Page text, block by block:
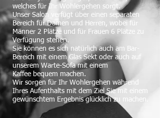
welches für Ihr Wohlergehen sorgt.
Unser Salon verfügt über einen separaten
Bereich für Damen und Herren, wobei für
Männer 2 Plätze und für Frauen 6 Plätze zu
Verfügung stehen.
Sie können es sich natürlich auch am Bar-
Bereich mit einem Glas Sekt oder auch auf
unserem Warte-Sofa mit einem
Kaffee bequem machen.
Wir sorgen für Ihr Wohlergehen während
Ihres Aufenthalts mit dem Ziel Sie mit einem
gewünschtem Ergebnis glücklich zu machen.